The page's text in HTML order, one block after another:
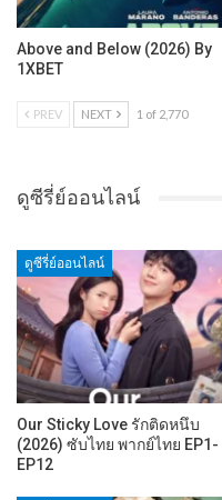
Above and Below (2026) By
1XBET
PREV NEXT 1 of 2,770
ดูซีรี่ย์ออนไลน์
ดูซีรี่ย์ออนไลน์
Our Sticky Love รักติดหนึบ
(2026) ซับไทย พากย์ไทย EP1-
EP12